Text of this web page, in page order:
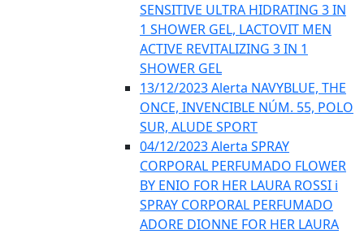
SENSITIVE ULTRA HIDRATING 3 IN
1 SHOWER GEL, LACTOVIT MEN
ACTIVE REVITALIZING 3 IN 1
SHOWER GEL
13/12/2023 Alerta NAVYBLUE, THE
ONCE, INVENCIBLE NÚM. 55, POLO
SUR, ALUDE SPORT
04/12/2023 Alerta SPRAY
CORPORAL PERFUMADO FLOWER
BY ENIO FOR HER LAURA ROSSI i
SPRAY CORPORAL PERFUMADO
ADORE DIONNE FOR HER LAURA